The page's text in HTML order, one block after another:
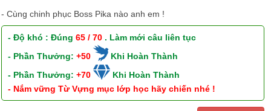
- Cùng chinh phục Boss Pika nào anh em !
- Độ khó : Đúng65 / 70 . Làm mới câu liên tục
- Phần Thưởng:+50
Khi Hoàn Thành
- Phần Thưởng:+70
Khi Hoàn Thành
- Nắm vững Từ Vựng mục lớp học hãy chiến nhé !